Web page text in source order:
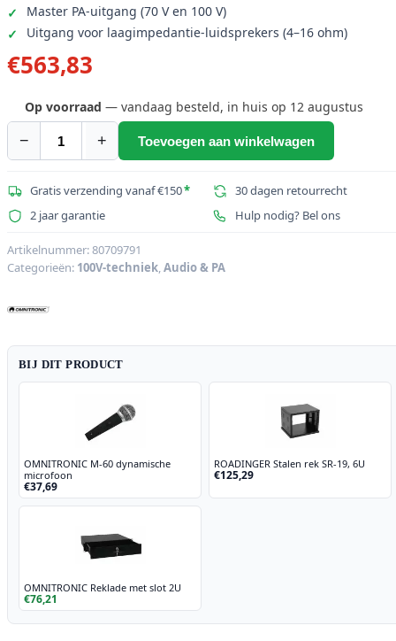
Master PA-uitgang (70 V en 100 V)
Uitgang voor laagimpedantie-luidsprekers (4–16 ohm)
€563,83
Op voorraad — vandaag besteld, in huis op 12 augustus
−
OMNITRONIC
350.6
PA-
aantal
+ Toevoegen aan winkelwagen
Gratis verzending vanaf €150*
30 dagen retourrecht
2 jaar garantie
Hulp nodig? Bel ons
Artikelnummer:80709791
Categorieën: 100V-techniek,Audio & PA
BIJ DIT PRODUCT
OMNITRONIC M-60 dynamische
microfoon
€37,69
ROADINGER Stalen rek SR-19, 6U
€125,29
OMNITRONIC Reklade met slot 2U
€76,21